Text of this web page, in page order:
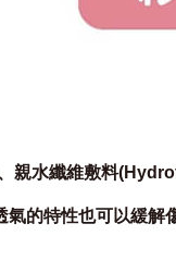
親水纖維敷料
氣的特性也可以緩解